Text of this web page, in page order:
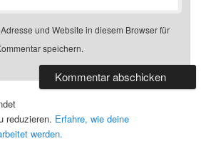
und Website in diesem Browser für
speichern.
reduzieren. Erfahre, wie deine
werden.